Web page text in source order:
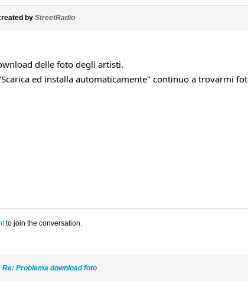
by StreetRadio
delle foto degli artisti.
ed installa automaticamente" continuo a trovarmi
to join the conversation.
Re: Problema download foto